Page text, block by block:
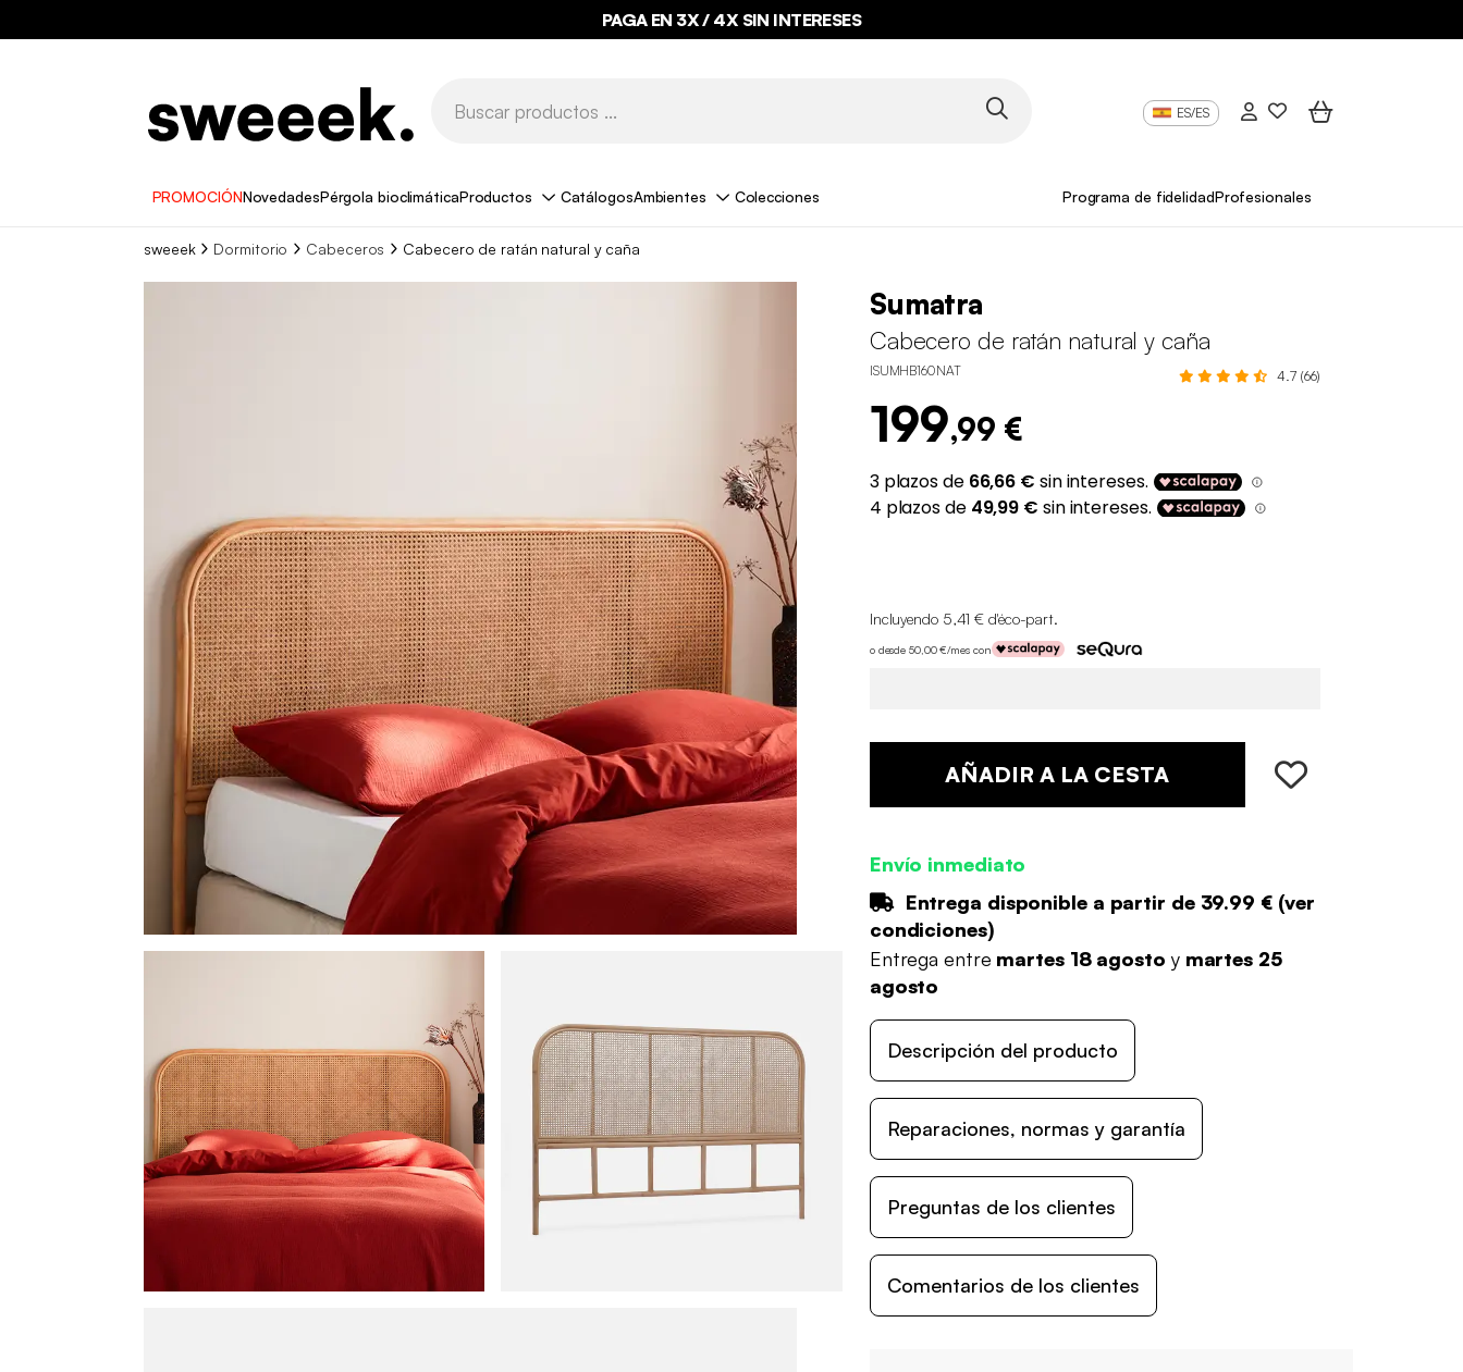
PAGA EN 3X / 4X SIN INTERESES
ES/ES
PROMOCIÓNNovedadesPérgola bioclimáticaProductos CatálogosAmbientes Colecciones Programa de fidelidadProfesionales
sweeek Dormitorio Cabeceros Cabecero de ratán natural y caña
Sumatra
Cabecero de ratán natural y caña
ISUMHB160NAT 4.7 (66)
199,99 €
Incluyendo 5,41 € d'éco-part.
o desde 50,00 €/mes con
AÑADIR A LA CESTA
Envío inmediato
Entrega disponible a partir de 39.99 €(ver
condiciones)
Entrega entre martes 18 agosto y martes 25
agosto
Descripción del producto
Reparaciones, normas y garantía
Preguntas de los clientes
Comentarios de los clientes